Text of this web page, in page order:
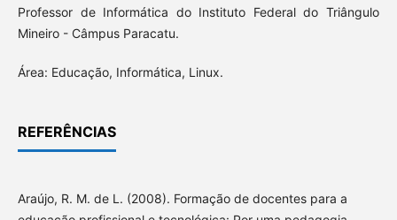
Professor de Informática do Instituto Federal do Triângulo
Mineiro - Câmpus Paracatu.
Área: Educação, Informática, Linux.
REFERÊNCIAS
Araújo, R. M. de L. (2008). Formação de docentes para a